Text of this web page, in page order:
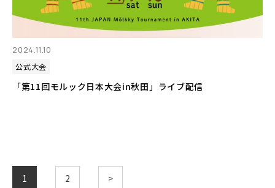
2024.11.10
公式大会
「第11回モルック日本大会in秋田」ライブ配信
1 2 >